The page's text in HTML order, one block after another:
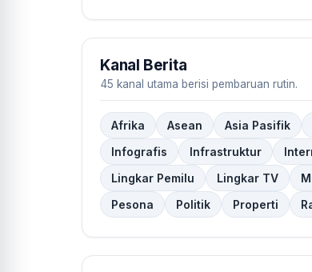
Kanal Berita
45 kanal utama berisi pembaruan rutin.
Afrika Asean Asia Pasifik
Infografis
Infrastruktur
Lingkar Pemilu
Lingkar TV
Pesona
Politik Properti